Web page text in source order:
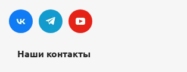
Наши контакты